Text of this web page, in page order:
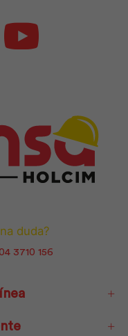
Youtube
duda?
3710 156